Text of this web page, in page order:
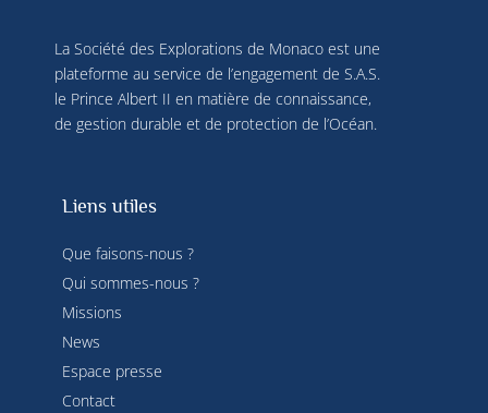
cliquant sur « Gérer mes cookies » en bas des
pages de ce site. Vous pouvez aussi consulter
notre politique de confidentialité pour plus
d’informations.
La Société des Explorations de Monaco est une
plateforme au service de l’engagement de S.A.S.
le Prince Albert II en matière de connaissance,
de gestion durable et de protection de l’Océan.
Liens utiles
Que faisons-nous ?
Qui sommes-nous ?
Missions
News
Espace presse
Contact